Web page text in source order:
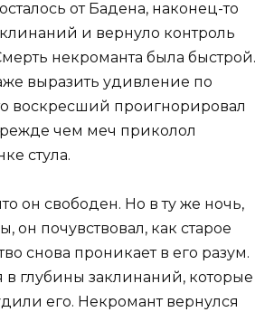
осталось от Бадена, наконец-то
и вернуло контроль
некроманта была быстрой.
выразить удивление по
воскресший проигнорировал
чем меч приколол
стула.
он свободен. Но в ту же ночь,
он почувствовал, как старое
снова проникает в его разум.
в глубины заклинаний, которые
его. Некромант вернулся